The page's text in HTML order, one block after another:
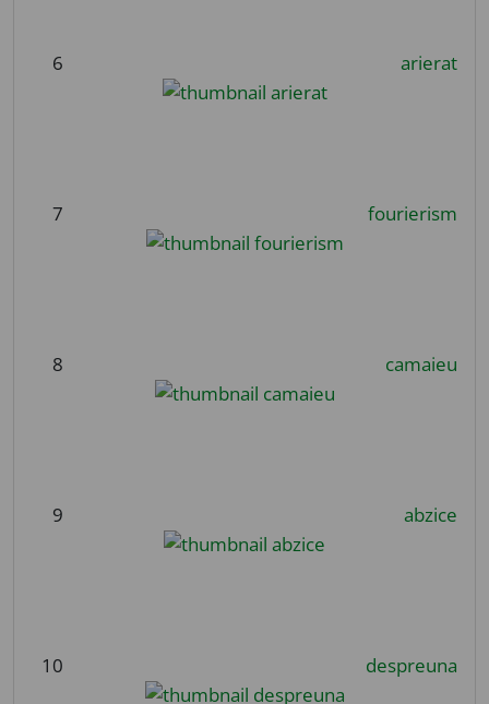
6 arierat
7 fourierism
8 camaieu
9 abzice
10 despreuna